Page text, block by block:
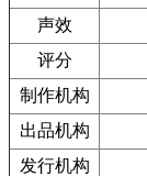
声效
评分
制作机构
出品机构
发行机构